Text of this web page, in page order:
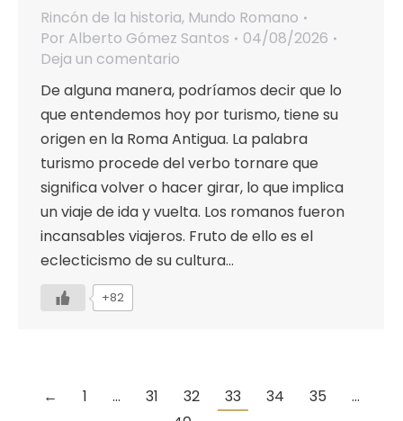
Rincón de la historia, Mundo Romano
Por Alberto Gómez Santos
04/08/2026
Deja un comentario
De alguna manera, podríamos decir que lo
que entendemos hoy por turismo, tiene su
origen en la Roma Antigua. La palabra
turismo procede del verbo tornare que
significa volver o hacer girar, lo que implica
un viaje de ida y vuelta. Los romanos fueron
incansables viajeros. Fruto de ello es el
eclecticismo de su cultura…
+82
← 1 … 31 32 33 34 35
…